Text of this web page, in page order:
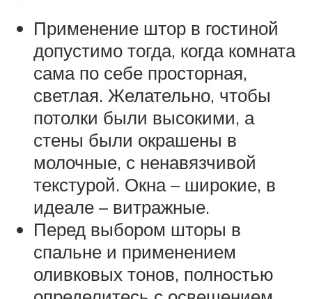
Применение штор в гостиной
допустимо тогда, когда комната
сама по себе просторная,
светлая. Желательно, чтобы
потолки были высокими, а
стены были окрашены в
молочные, с ненавязчивой
текстурой. Окна – широкие, в
идеале – витражные.
Перед выбором шторы в
спальне и применением
оливковых тонов, полностью